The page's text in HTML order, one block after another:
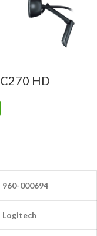
HD
960-000694
Logitech